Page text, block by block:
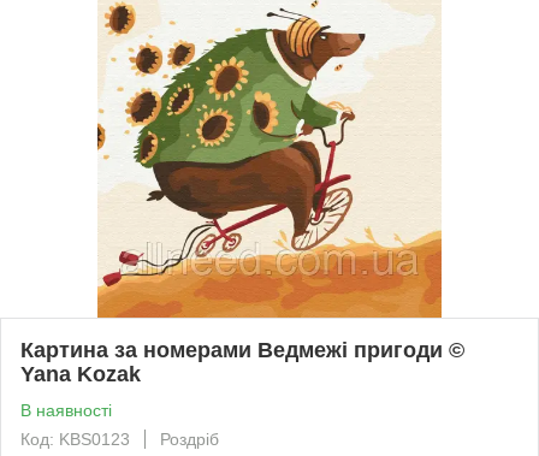
Картина за номерами Ведмежі пригоди ©
Yana Kozak
В наявності
Код: KBS0123
Роздріб